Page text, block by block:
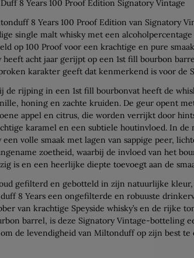
8 Years 100 Proof Edition Signatory Vintage
8 Years 100 Proof Edition van Signatory
single malt whisky met een alcoholpercentage
op 100 Proof voor een krachtige en pure
heeft acht jaar gerijpt op een 1st fill bourbon
karakter geeft dat kenmerkend is voor de
de rijping in een 1st fill bourbonvat heeft de
honing en zachte kruiden. De geur opent
appel en citrus, die worden verrijkt door
karamel en een subtiele houtinvloed. In de
een volle smaak met lagen van sappige peer,
zoetheid, waarbij de invloed van het
is en een heerlijke diepte toevoegt aan de
gefilterd en gebotteld in zijn natuurlijke kleur,
8 Years een ongefilterde en robuuste
van krachtige Speyside whisky’s en de rijke
barrel, is deze Signatory Vintage-botteling
de levendigheid van Miltonduff op zijn best te